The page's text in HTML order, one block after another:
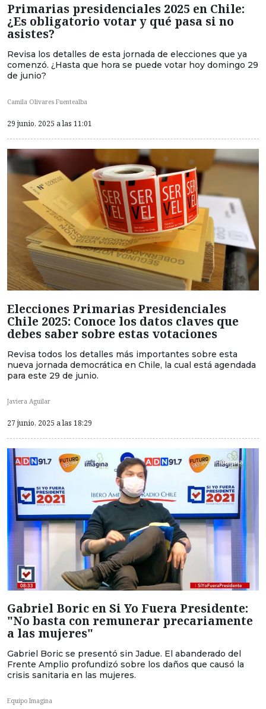
Primarias presidenciales 2025 en Chile:
¿Es obligatorio votar y qué pasa si no
asistes?
Revisa los detalles de esta jornada de elecciones que ya
comenzó. ¿Hasta que hora se puede votar hoy domingo 29
de junio?
Camila Olivares Fuentealba
29 junio, 2025 a las 11:01
Elecciones Primarias Presidenciales
Chile 2025: Conoce los datos claves que
debes saber sobre estas votaciones
Revisa todos los detalles más importantes sobre esta
nueva jornada democrática en Chile, la cual está agendada
para este 29 de junio.
Javiera Aguilar
27 junio, 2025 a las 18:29
Gabriel Boric en Si Yo Fuera Presidente:
"No basta con remunerar precariamente
a las mujeres"
Gabriel Boric se presentó sin Jadue. El abanderado del
Frente Amplio profundizó sobre los daños que causó la
crisis sanitaria en las mujeres.
Equipo Imagina